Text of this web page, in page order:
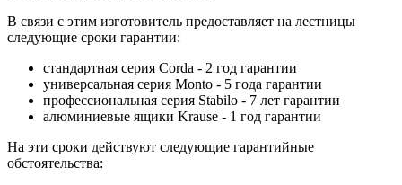
В связи с этим изготовитель предоставляет на лестницы
следующие сроки гарантии:
стандартная серия Corda - 2 год гарантии
универсальная серия Monto - 5 года гарантии
профессиональная серия Stabilo - 7 лет гарантии
алюминиевые ящики Krause - 1 год гарантии
На эти сроки действуют следующие гарантийные
обстоятельства: